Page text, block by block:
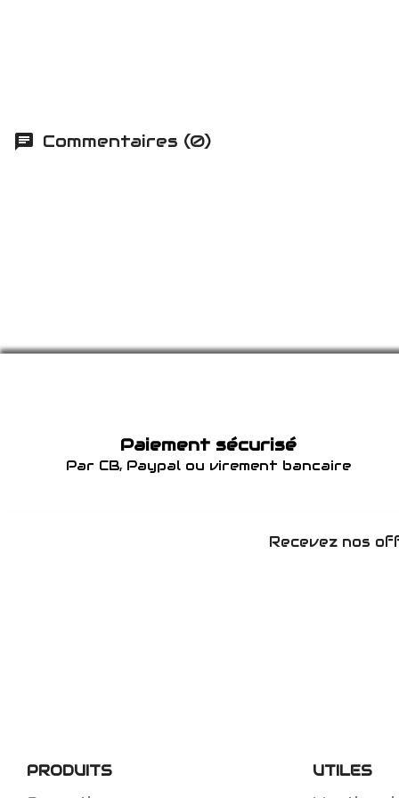
Commentaires (0)
Paiement sécurisé
Par CB, Paypal ou virement bancaire
Recevez nos
PRODUITS
UTILES